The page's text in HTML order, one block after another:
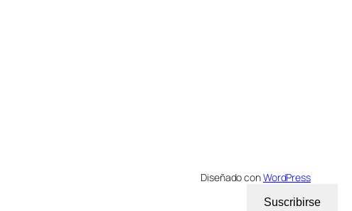
Diseñado conWordPress
Suscribirse